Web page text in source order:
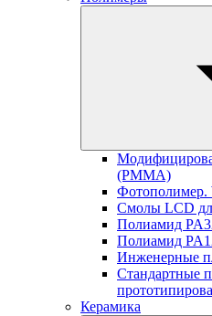
(PMMA)
Фотополимер.
Смолы LCD
Полиамид
Полиамид
Инженерные
Стандартные
Керамика